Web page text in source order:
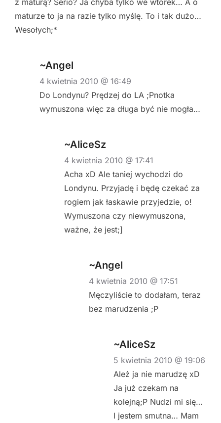
maturze to ja na razie tylko myślę. To i tak dużo…
Wesołych;*
~Angel
4 kwietnia 2010 @ 16:49
Do Londynu? Prędzej do LA ;Pnotka
wymuszona więc za długa być nie mogła…
~AliceSz
4 kwietnia 2010 @ 17:41
Acha xD Ale taniej wychodzi do
Londynu. Przyjadę i będę czekać za
rogiem jak łaskawie przyjedzie, o!
Wymuszona czy niewymuszona,
ważne, że jest;]
~Angel
4 kwietnia 2010 @ 17:51
Męczyliście to dodałam, teraz
bez marudzenia ;P
~AliceSz
5 kwietnia 2010 @ 19:06
Ależ ja nie marudzę xD
Ja już czekam na
kolejną;P Nudzi mi się…
I jestem smutna… Mam